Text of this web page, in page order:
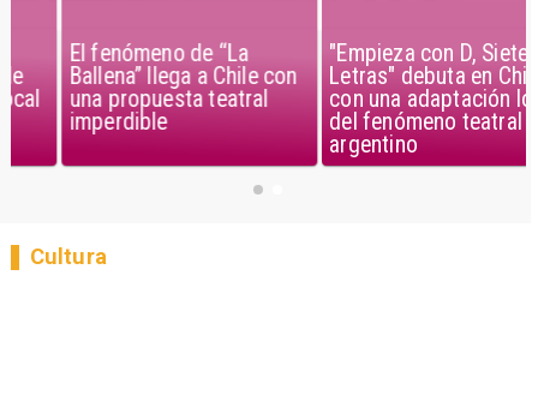
El fenómeno de “La
Ballena” llega a Chile con
una propuesta teatral
imperdible
"Empieza con D, Siete
Letras" debuta en Chile
con una adaptación local
del fenómeno teatral
argentino
Cultura